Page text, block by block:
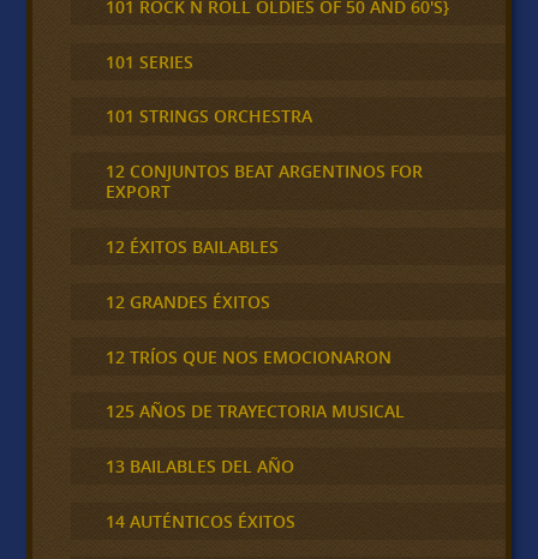
101 ROCK N ROLL OLDIES OF 50 AND 60'S}
101 SERIES
101 STRINGS ORCHESTRA
12 CONJUNTOS BEAT ARGENTINOS FOR
EXPORT
12 ÉXITOS BAILABLES
12 GRANDES ÉXITOS
12 TRÍOS QUE NOS EMOCIONARON
125 AÑOS DE TRAYECTORIA MUSICAL
13 BAILABLES DEL AÑO
14 AUTÉNTICOS ÉXITOS